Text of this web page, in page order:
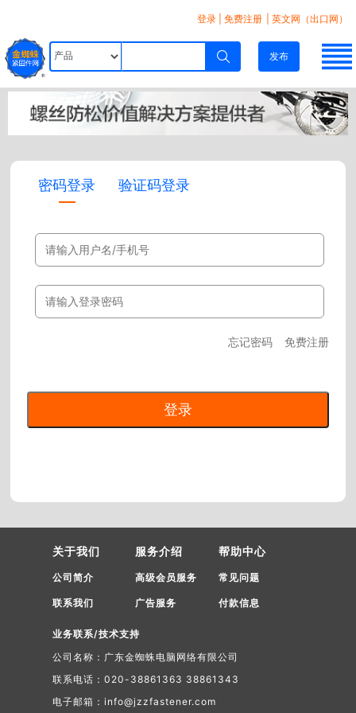
登录 免费注册 | 英文网（出口网）
发布
密码登录 验证码登录
忘记密码 免费注册
关于我们
公司简介
联系我们
服务介绍
高级会员服务
广告服务
帮助中心
常见问题
付款信息
业务联系/技术支持
公司名称：广东金蜘蛛电脑网络有限公司
联系电话：020-38861363 38861343
电子邮箱：info@jzzfastener.com